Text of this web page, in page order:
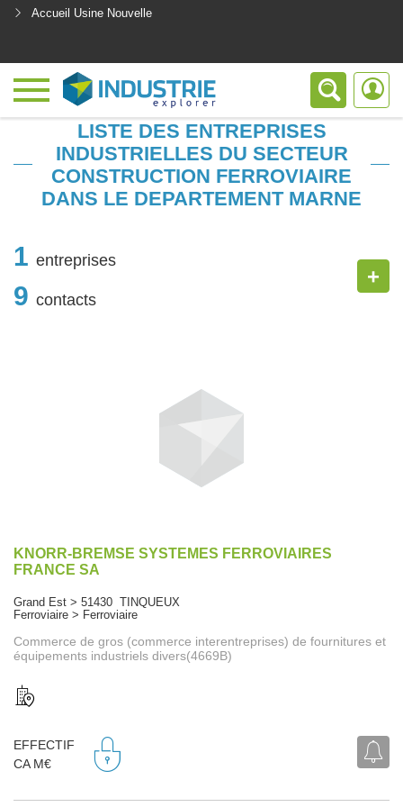
Accueil Usine Nouvelle
LISTE DES ENTREPRISES
INDUSTRIELLES DU SECTEUR
CONSTRUCTION FERROVIAIRE
DANS LE DEPARTEMENT MARNE
1 entreprises
9 contacts
+
KNORR-BREMSE SYSTEMES FERROVIAIRES
FRANCE SA
Grand Est > 51430 TINQUEUX
Ferroviaire > Ferroviaire
Commerce de gros (commerce interentreprises) de fournitures et
équipements industriels divers(4669B)
EFFECTIF
CA M€